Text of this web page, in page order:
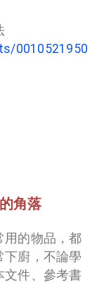
0010521950
角落
用的物品，都
下廚，不論學
文件、參考書